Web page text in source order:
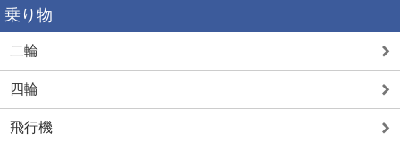
乗り物
二輪
四輪
飛行機